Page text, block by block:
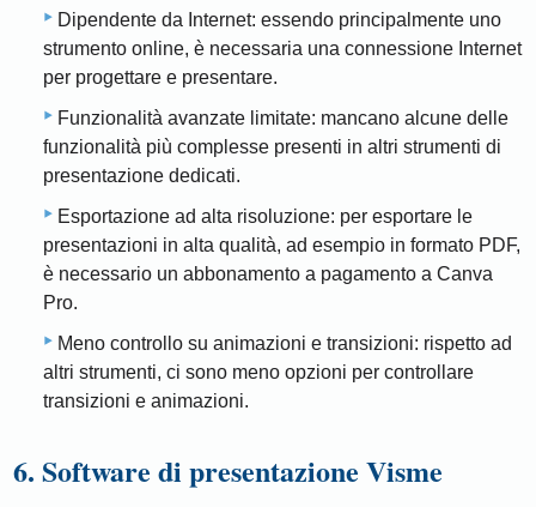
Dipendente da Internet: essendo principalmente uno
strumento online, è necessaria una connessione Internet
per progettare e presentare.
Funzionalità avanzate limitate: mancano alcune delle
funzionalità più complesse presenti in altri strumenti di
presentazione dedicati.
Esportazione ad alta risoluzione: per esportare le
presentazioni in alta qualità, ad esempio in formato PDF,
è necessario un abbonamento a pagamento a Canva
Pro.
Meno controllo su animazioni e transizioni: rispetto ad
altri strumenti, ci sono meno opzioni per controllare
transizioni e animazioni.
6. Software di presentazione Visme